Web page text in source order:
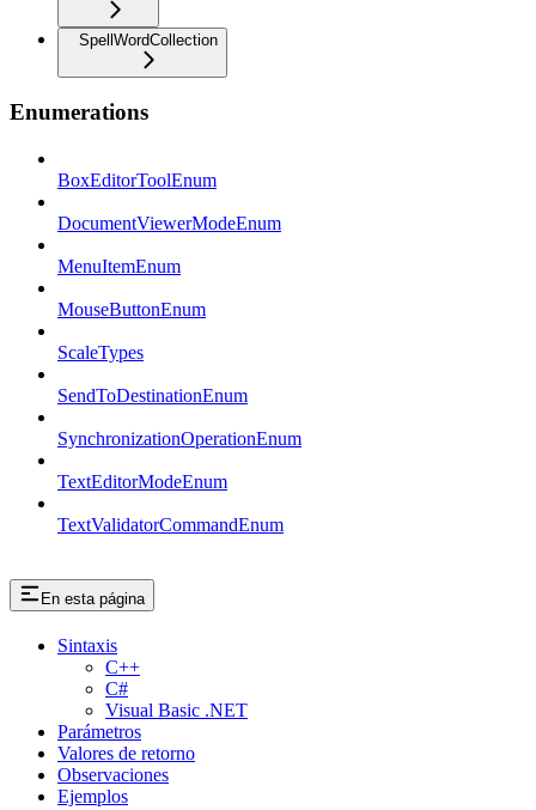
SpellWordCollection
Enumerations
BoxEditorToolEnum
DocumentViewerModeEnum
MenuItemEnum
MouseButtonEnum
ScaleTypes
SendToDestinationEnum
SynchronizationOperationEnum
TextEditorModeEnum
TextValidatorCommandEnum
En esta página
Sintaxis
C++
C#
Visual Basic .NET
Parámetros
Valores de retorno
Observaciones
Ejemplos